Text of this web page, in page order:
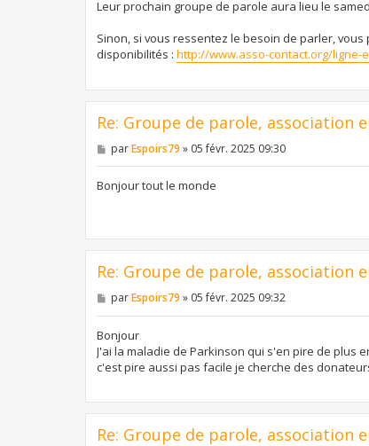
Leur prochain groupe de parole aura lieu le
Sinon, si vous ressentez le besoin de parler,
disponibilités : http://www.asso-contact.org/ligne-
Re: Groupe de parole, association
M
e
s
parEspoirs79 » 05 févr. 2025 09:30
Bonjour tout le monde
Re: Groupe de parole, association
M
s
a
g
e
parEspoirs79 » 05 févr. 2025 09:32
Bonjour
J'ai la maladie de Parkinson qui s'en pire de plus
c'est pire aussi pas facile je cherche des
Re: Groupe de parole, association